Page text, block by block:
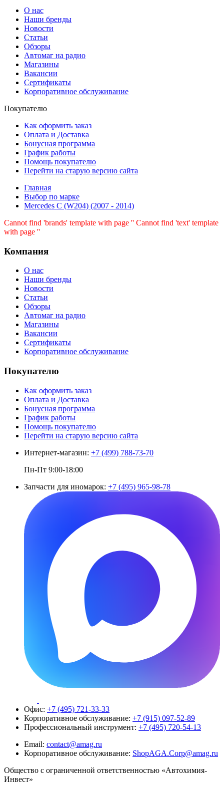
О нас
Наши бренды
Новости
Статьи
Обзоры
Автомаг на радио
Магазины
Вакансии
Сертификаты
Корпоративное обслуживание
Покупателю
Как оформить заказ
Оплата и Доставка
Бонусная программа
График работы
Помощь покупателю
Перейти на старую версию сайта
Главная
Выбор по марке
Mercedes C (W204) (2007 - 2014)
Cannot find 'brands' template with page '' Cannot find 'text' template
with page ''
Компания
О нас
Наши бренды
Новости
Статьи
Обзоры
Автомаг на радио
Магазины
Вакансии
Сертификаты
Корпоративное обслуживание
Покупателю
Как оформить заказ
Оплата и Доставка
Бонусная программа
График работы
Помощь покупателю
Перейти на старую версию сайта
Интернет-магазин: +7 (499) 788-73-70
Пн-Пт 9:00-18:00
Запчасти для иномарок: +7 (495) 965-98-78
Офис: +7 (495) 721-33-33
Корпоративное обслуживание: +7 (915) 097-52-89
Профессиональный инструмент: +7 (495) 720-54-13
Email: contact@amag.ru
Корпоративное обслуживание: ShopAGA.Corp@amag.ru
Общество с ограниченной ответственностью «Автохимия-
Инвест»